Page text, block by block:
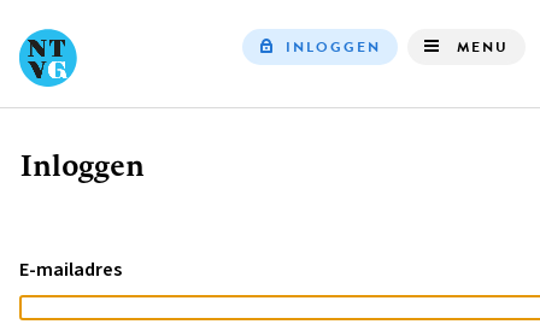
INLOGGEN MENU
Kruimelpad
Inloggen
E-mailadres